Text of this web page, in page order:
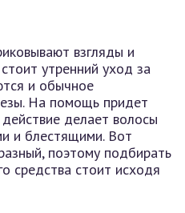
взгляды и
утренний уход за
и обычное
На помощь придет
делает волосы
и блестящими. Вот
поэтому подбирать
средства стоит исходя